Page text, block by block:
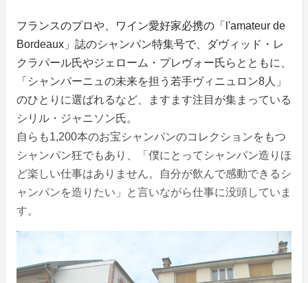
フランスのプロや、ワイン愛好家必携の「l'amateur de
Bordeaux」誌のシャンパン特集号で、ダヴィッド・レ
クラパール氏やジェローム・プレヴォー氏らとともに、
「シャンパーニュの未来を担う若手ヴィニュロン8人」
のひとりに選ばれるなど、ますます注目が集まっている
シリル・ジャニソン氏。
自らも1,200本のお宝シャンパンのコレクションをもつ
シャンパン狂でもあり、「僕にとってシャンパン造りほ
ど楽しい仕事はありません。自分が飲んで感動できるシ
ャンパンを造りたい」と言いながら仕事に没頭していま
す。